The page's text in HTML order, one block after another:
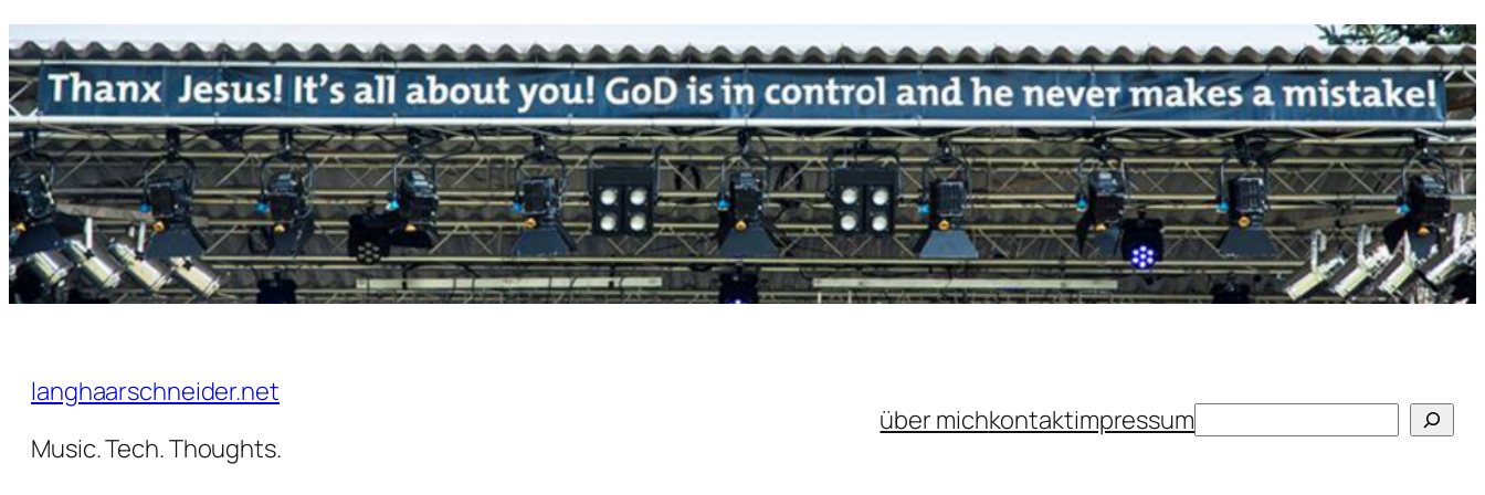
Zum
Inhalt
springen
langhaarschneider.net
Music. Tech. Thoughts.
über michkontaktimpressum